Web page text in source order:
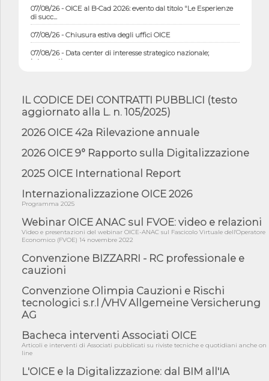
07/08/26 - OICE al B-Cad 2026: evento dal titolo "Le Esperienze
di succ...
07/08/26 - Chiusura estiva degli uffici OICE
07/08/26 - Data center di interesse strategico nazionale;
interventi pe...
07/08/26 - Ponte sullo Stretto di Messina: deliberata la
sussistenza di...
07/08/26 - Tunnel Brennero, dal Cipess via libera al quinto lotto
costr...
06/08/26 - Istat, produzione industriale in calo dell'1% a giugno,
con ...
06/08/26 - DL PA approvato in Cdm: contributi per
riqualificazione sism...
06/08/26 - CdM: approvato il d.lgs. di adeguamento all’AI Act in
mate...
06/08/26 - DDL delegazione europea in Cdm per recepimento
norme UE in m...
05/08/26 - DL Infrastrutture e PNRR è legge: approvata oggi la
fiducia...
05/08/26 - Focus OICE sul DDL di riforma della responsabilità
05/08/26 - Anac: pubblicata la Relazione illustrativa al Bando tipo
2 s...
05/08/26 - SAVE THE DATE: Assemblea Pubblica Confindustria
Professioni ...
IL CODICE DEI CONTRATTI PUBBLICI (testo
aggiornato alla L. n. 105/2025)
2026 OICE 42a Rilevazione annuale
2026 OICE 9° Rapporto sulla Digitalizzazione
2025 OICE International Report
Internazionalizzazione OICE 2026
Programma 2025
Webinar OICE ANAC sul FVOE: video e relazioni
Video e presentazioni del webinar OICE-ANAC sul Fascicolo Virtuale dell'Operatore
Economico (FVOE) 14 novembre 2022
Convenzione BIZZARRI - RC professionale e
cauzioni
Convenzione Olimpia Cauzioni e Rischi
tecnologici s.r.l /VHV Allgemeine Versicherung
AG
Bacheca interventi Associati OICE
Articoli e interventi di Associati pubblicati su riviste tecniche e quotidiani anche on
line
L'OICE e la Digitalizzazione: dal BIM all'IA